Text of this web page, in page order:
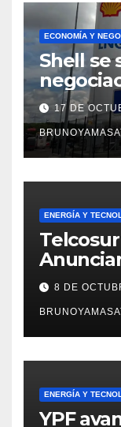
ECONOMÍA Y
Shell se
YPF
17 DE
ENERGÍA Y
Colorada
8 DE
ENERGÍA Y
YPF